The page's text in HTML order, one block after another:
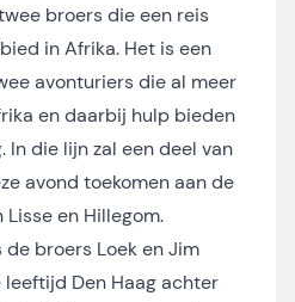
broers die een reis
in Afrika. Het is een
avonturiers die al meer
en daarbij hulp bieden
In die lijn zal een deel van
avond toekomen aan de
en Hillegom.
de broers Loek en Jim
Den Haag achter